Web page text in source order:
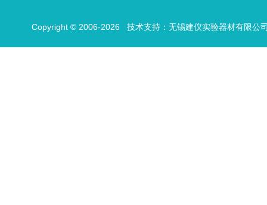
Copyright © 2006-2026 技术支持： 无锡建仪实验器材有限公